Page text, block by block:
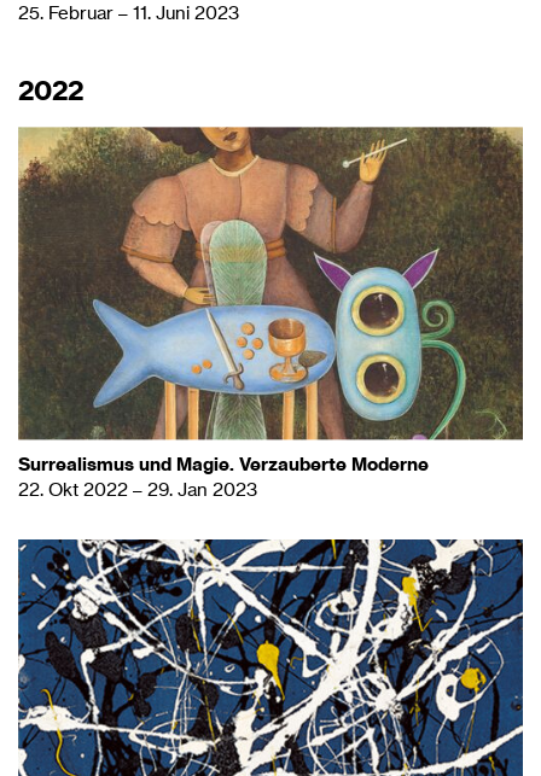
25. Februar – 11. Juni 2023
2022
Surrealismus und Magie. Verzauberte Moderne
22. Okt 2022 – 29. Jan 2023